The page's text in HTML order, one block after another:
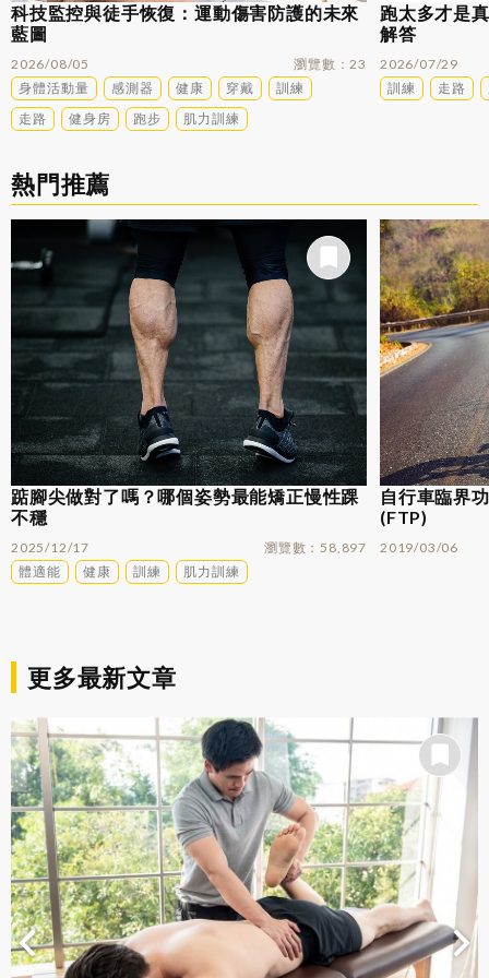
科技監控與徒手恢復：運動傷害防護的未來
藍圖
2026/08/05 瀏覽數
23
身體活動量
感測器 健康 穿戴
訓練
走路
健身房 跑步 肌力訓練
跑太多才是
解答
2026/07/29
訓練
走路
熱門推薦
踮腳尖做對了嗎？哪個姿勢最能矯正慢性踝
不穩
2025/12/17 瀏覽數
58,897
體適能
健康 訓練 肌力訓練
自行車臨界
(FTP)
2019/03/06
更多最新文章